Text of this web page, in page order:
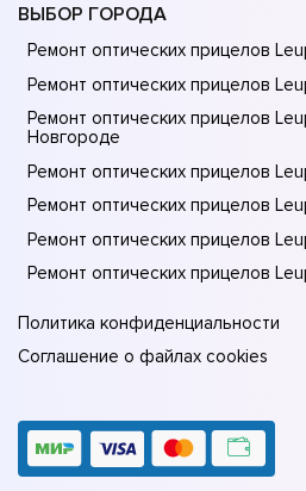
ВЫБОР ГОРОДА
Ремонт оптических прицелов
Ремонт оптических прицелов
Ремонт оптических прицелов
Новгороде
Ремонт оптических прицелов
Ремонт оптических прицелов
Ремонт оптических прицелов
Ремонт оптических прицелов
Политика конфиденциальности
Соглашение о файлах cookies